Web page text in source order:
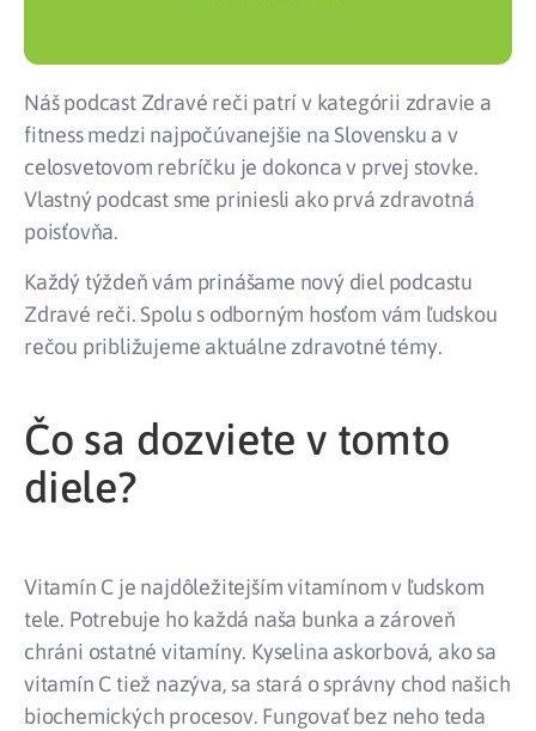
Náš podcast Zdravé reči patrí v kategórii zdravie a
fitness medzi najpočúvanejšie na Slovensku a v
celosvetovom rebríčku je dokonca v prvej stovke.
Vlastný podcast sme priniesli ako prvá zdravotná
poisťovňa.
Každý týždeň vám prinášame nový diel podcastu
Zdravé reči. Spolu s odborným hosťom vám ľudskou
rečou približujeme aktuálne zdravotné témy.
Čo sa dozviete v tomto
diele?
Vitamín C je najdôležitejším vitamínom v ľudskom
tele. Potrebuje ho každá naša bunka a zároveň
chráni ostatné vitamíny. Kyselina askorbová, ako sa
vitamín C tiež nazýva, sa stará o správny chod našich
biochemických procesov. Fungovať bez neho teda